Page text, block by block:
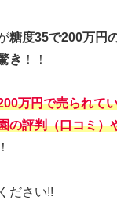
糖度35で200万円
き ！！
万円で売られて
の評判（口コミ）
ださい!!